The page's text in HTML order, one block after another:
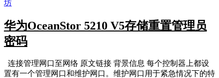
华为OceanStor 5210 V5存储重置管理员
密码
​ 连接管理网口至网络 原文链接 背景信息 每个控制器上都设
置有一个管理网口和维护网口。维护网口用于紧急情况下的特